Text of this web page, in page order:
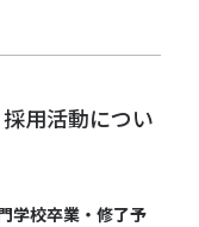
用活動につい
学校卒業・修了予